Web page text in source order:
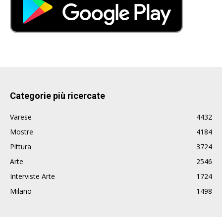
Categorie più ricercate
Varese
4432
Mostre
4184
Pittura
3724
Arte
2546
Interviste Arte
1724
Milano
1498